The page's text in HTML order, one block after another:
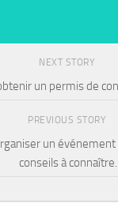
NEXT STORY
un permis de
PREVIOUS STORY
un événement
conseils à connaître.